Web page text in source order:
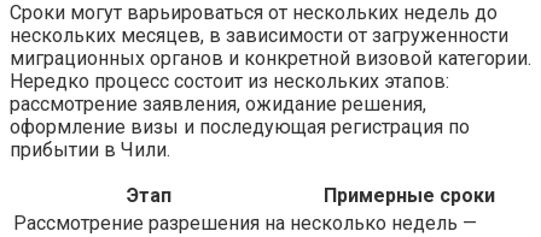
Сроки могут варьироваться от нескольких недель до
нескольких месяцев, в зависимости от загруженности
миграционных органов и конкретной визовой категории.
Нередко процесс состоит из нескольких этапов:
рассмотрение заявления, ожидание решения,
оформление визы и последующая регистрация по
прибытии в Чили.
Этап
Примерные сроки
Рассмотрение разрешения на несколько недель —